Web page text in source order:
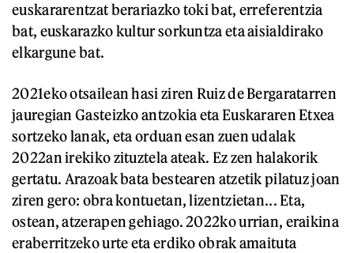
euskararentzat berariazko toki bat, erreferentzia
bat, euskarazko kultur sorkuntza eta aisialdirako
elkargune bat.
2021eko otsailean hasi ziren Ruiz de Bergaratarren
jauregian Gasteizko antzokia eta Euskararen Etxea
sortzeko lanak, eta orduan esan zuen udalak
2022an irekiko zituztela ateak. Ez zen halakorik
gertatu. Arazoak bata bestearen atzetik pilatuz joan
ziren gero: obra kontuetan, lizentzietan... Eta,
ostean, atzerapen gehiago. 2022ko urrian, eraikina
eraberritzeko urte eta erdiko obrak amaituta